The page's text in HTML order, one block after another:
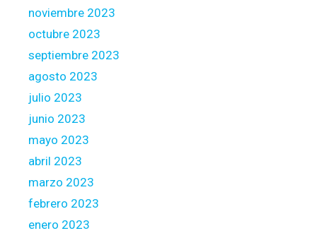
L
n
noviembre 2023
octubre 2023
septiembre 2023
agosto 2023
julio 2023
junio 2023
mayo 2023
abril 2023
marzo 2023
febrero 2023
enero 2023